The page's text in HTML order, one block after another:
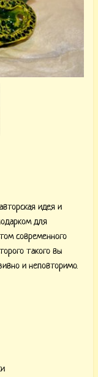
идея и
для
современного
такого вы
и неповторимо.